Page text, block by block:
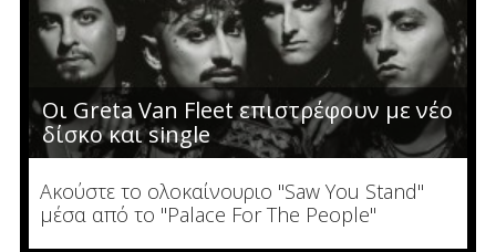
Οι Greta Van Fleet επιστρέφουν με νέο
δίσκο και single
Ακούστε το ολοκαίνουριο "Saw You Stand"
μέσα από το "Palace For The People"